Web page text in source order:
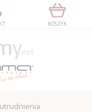
KOSZYK